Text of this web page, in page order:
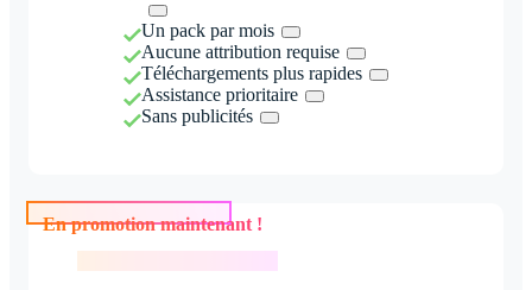
Un pack par mois
Aucune attribution requise
Téléchargements plus rapides
Assistance prioritaire
Sans publicités
En promotion maintenant !